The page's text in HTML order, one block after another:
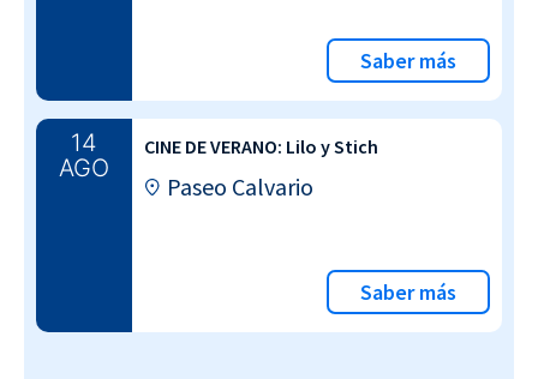
Saber más
14
AGO
CINE DE VERANO: Lilo y Stich
Paseo Calvario
Saber más